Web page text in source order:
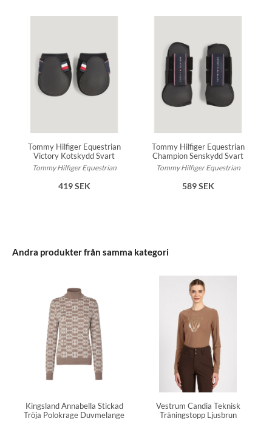
Tommy Hilfiger Equestrian
Victory Kotskydd Svart
Tommy Hilfiger Equestrian
419 SEK
Tommy Hilfiger Equestrian
Champion Senskydd Svart
Tommy Hilfiger Equestrian
589 SEK
Andra produkter från samma kategori
Kingsland Annabella Stickad
Tröja Polokrage Duvmelange
Vestrum Candia Teknisk
Träningstopp Ljusbrun